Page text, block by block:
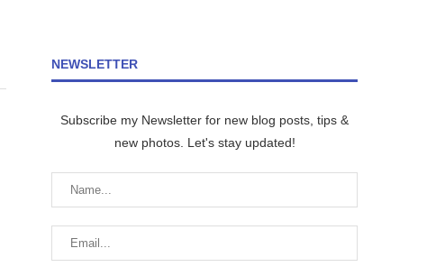
NEWSLETTER
Subscribe my Newsletter for new blog posts, tips &
new photos. Let's stay updated!